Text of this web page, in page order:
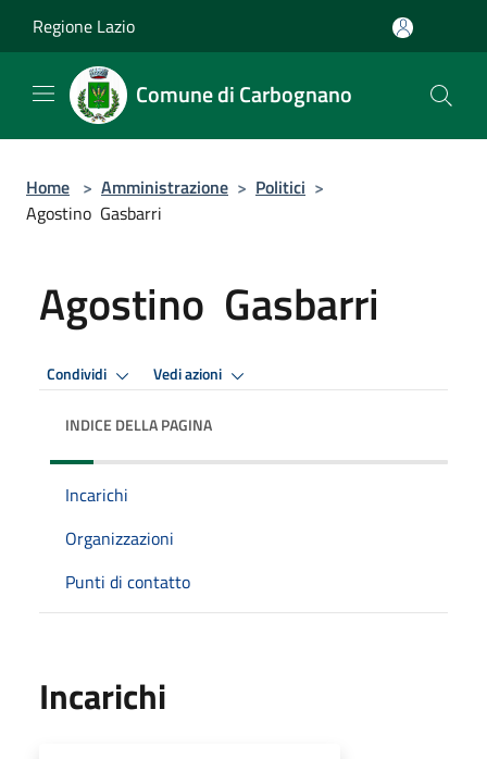
Regione Lazio
Comune di Carbognano
Home > Amministrazione > Politici >
Agostino Gasbarri
Agostino Gasbarri
Condividi Vedi azioni
INDICE DELLA PAGINA
Incarichi
Organizzazioni
Punti di contatto
Incarichi